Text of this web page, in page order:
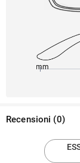
140mm
Recensioni (0)